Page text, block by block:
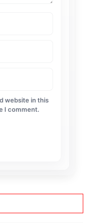
website in this
I comment.